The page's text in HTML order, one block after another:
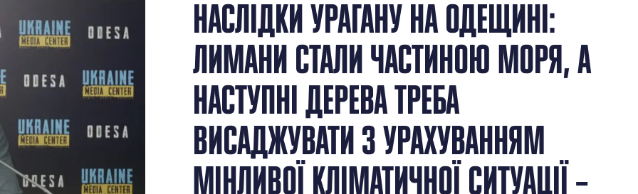
НАСЛІДКИ УРАГАНУ НА ОДЕЩИНІ:
ЛИМАНИ СТАЛИ ЧАСТИНОЮ МОРЯ, А
НАСТУПНІ ДЕРЕВА ТРЕБА
ВИСАДЖУВАТИ З УРАХУВАННЯМ
МІНЛИВОЇ КЛІМАТИЧНОЇ СИТУАЦІЇ –